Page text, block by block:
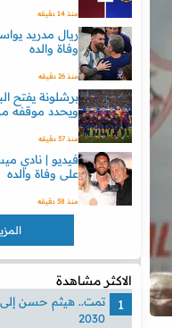
منذ 14 دقيقه
ريال مدريد
وفاة والده
منذ 26 دقيقه
برشلونة يفتح
ويحدد موقفه
منذ 37 دقيقه
فيديو | نادي
على وفاة والده
منذ 38 دقيقه
الاكثر مشاهدة
تمت.. هيثم حسن إلى
2030